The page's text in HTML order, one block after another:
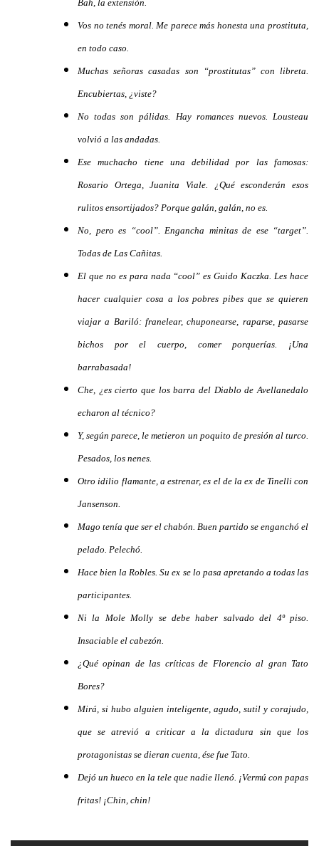
Bah, la extensión.
Vos no tenés moral. Me parece más honesta una prostituta,
en todo caso.
Muchas señoras casadas son “prostitutas” con libreta.
Encubiertas, ¿viste?
No todas son pálidas. Hay romances nuevos. Lousteau
volvió a las andadas.
Ese muchacho tiene una debilidad por las famosas:
Rosario Ortega, Juanita Viale. ¿Qué esconderán esos
rulitos ensortijados? Porque galán, galán, no es.
No, pero es “cool”. Engancha minitas de ese “target”.
Todas de Las Cañitas.
El que no es para nada “cool” es Guido Kaczka. Les hace
hacer cualquier cosa a los pobres pibes que se quieren
viajar a Bariló: franelear, chuponearse, raparse, pasarse
bichos por el cuerpo, comer porquerías. ¡Una
barrabasada!
Che, ¿es cierto que los barra del Diablo de Avellanedalo
echaron al técnico?
Y, según parece, le metieron un poquito de presión al turco.
Pesados, los nenes.
Otro idilio flamante, a estrenar, es el de la ex de Tinelli con
Jansenson.
Mago tenía que ser el chabón. Buen partido se enganchó el
pelado. Pelechó.
Hace bien la Robles. Su ex se lo pasa apretando a todas las
participantes.
Ni la Mole Molly se debe haber salvado del 4º piso.
Insaciable el cabezón.
¿Qué opinan de las críticas de Florencio al gran Tato
Bores?
Mirá, si hubo alguien inteligente, agudo, sutil y corajudo,
que se atrevió a criticar a la dictadura sin que los
protagonistas se dieran cuenta, ése fue Tato.
Dejó un hueco en la tele que nadie llenó. ¡Vermú con papas
fritas! ¡Chin, chin!